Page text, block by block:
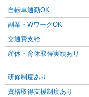
自転車通勤OK
副業・WワークOK
交通費支給
産休・育休取得実績あり
研修制度あり
資格取得支援制度あり